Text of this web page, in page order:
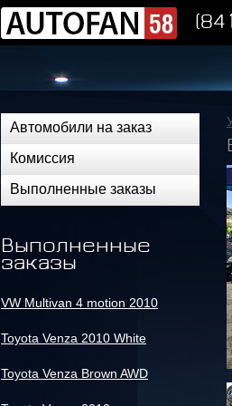
Автомобили на заказ
Комиссия
Выполненные заказы
Выполненные
заказы
VW Multivan 4 motion 2010
Toyota Venza 2010 White
Toyota Venza Brown AWD